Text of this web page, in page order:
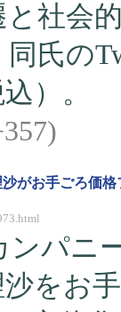
社会
氏の
）。
がお手ごろ価
パニ
をお